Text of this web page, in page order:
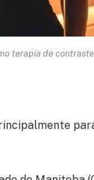
terapia de